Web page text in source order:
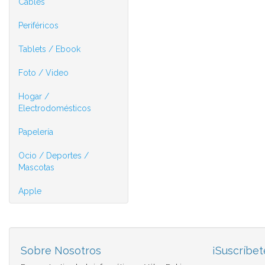
Periféricos
Tablets / Ebook
Foto / Video
Hogar /
Electrodomésticos
Papelería
Ocio / Deportes /
Mascotas
Apple
Sobre Nosotros